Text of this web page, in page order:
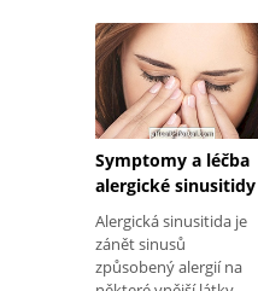
přihlédnutím k
intenzitě astmatických
záchvatů, které
pacient představuje, a
proto léčba astmatu
nemusí být přesně
stejná pro všechny.
Časté prostředky na
léčbu astmatu Hlavní
léčebné prostředky
Symptomy a léčba
alergické sinusitidy
Alergická sinusitida je
zánět sinusů
způsobený alergií na